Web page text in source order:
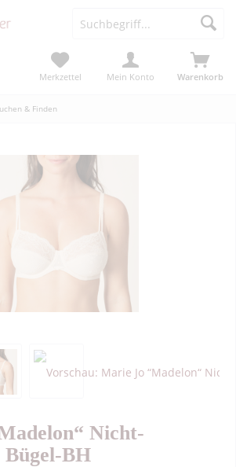
Warenkorb
Merkzettel Mein Konto
& Finden
Nicht-
BH